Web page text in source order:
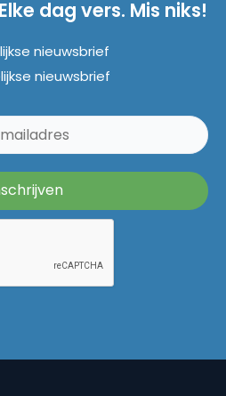
dag vers. Mis niks!
nieuwsbrief
nieuwsbrief